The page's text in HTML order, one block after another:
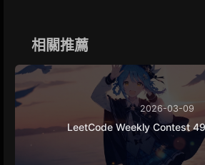
相關推薦
2026-03-09
LeetCode Weekly Contest